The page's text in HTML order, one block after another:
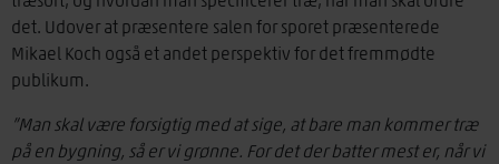
det. Udover at præsentere salen for sporet præsenterede
Mikael Koch også et andet perspektiv for det fremmødte
publikum.
”Man skal være forsigtig med at sige, at bare man kommer træ
på en bygning, så er vi grønne. For det der batter mest er, når vi